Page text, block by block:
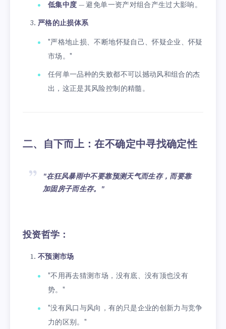
低集中度 — 避免单一资产对组合产生过大影响。
严格的止损体系
"严格地止损、不断地怀疑自己、怀疑企业、怀疑
市场。"
任何单一品种的失败都不可以撼动风和组合的杰
出，这正是其风险控制的精髓。
二、自下而上：在不确定中寻找确定性
"在狂风暴雨中不要靠预测天气而生存，而要靠
加固房子而生存。"
投资哲学：
不预测市场
"不用再去猜测市场，没有底、没有顶也没有
势。"
"没有风口与风向，有的只是企业的创新力与竞争
力的区别。"